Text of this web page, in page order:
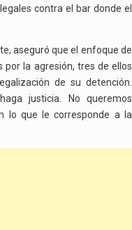
contra el bar donde el
aseguró que el enfoque de
por la agresión, tres de ellos
de su detención.
justicia. No queremos
lo que le corresponde a la